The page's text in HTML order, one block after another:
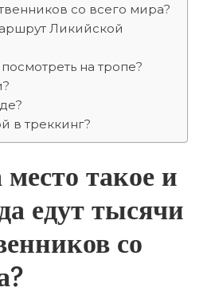
со всего мира?
Ликийской
на тропе?
в треккинг?
такое и
едут тысячи
со